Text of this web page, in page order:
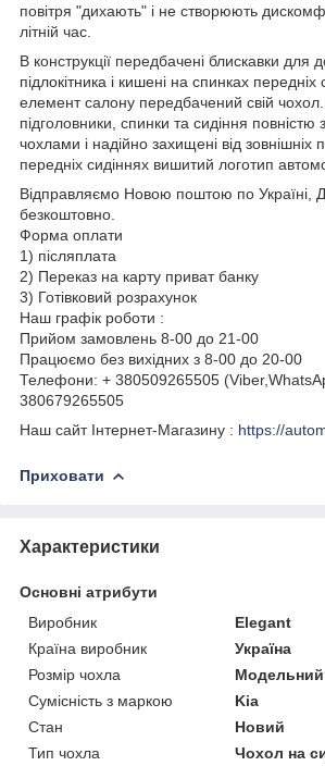
повітря "дихають" і не створюють
літній час.
В конструкції передбачені блискавки для
підлокітника і кишені на спинках
елемент салону передбачений свій
підголовники, спинки та сидіння повністю
чохлами і надійно захищені від
передніх сидіннях вишитий логотип
Відправляємо Новою поштою по Україні,
безкоштовно.
Форма оплати
1) післяплата
2) Переказ на карту приват банку
3) Готівковий розрахунок
Наш графік роботи :
Прийом замовлень 8-00 до 21-00
Працюємо без вихідних з 8-00 до 20-00
Телефони: + 380509265505
380679265505
Наш сайт Інтернет-Магазину : https://
Приховати
Характеристики
Основні атрибути
Виробник
Elegant
Країна виробник
Україна
Розмір чохла
Модельний
Сумісність з маркою
Kia
Стан
Новий
Тип чохла
Чохол на